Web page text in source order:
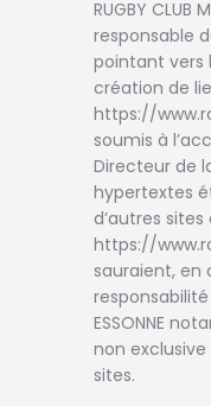
RUGBY CLUB
responsable
pointant vers
création de
https://
soumis à
Directeur de
hypertextes
d’autres
https://
sauraient, en
responsabilité
ESSONNE
non
sites.